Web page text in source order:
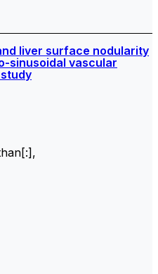
liver surface nodularity
sinusoidal vascular
,